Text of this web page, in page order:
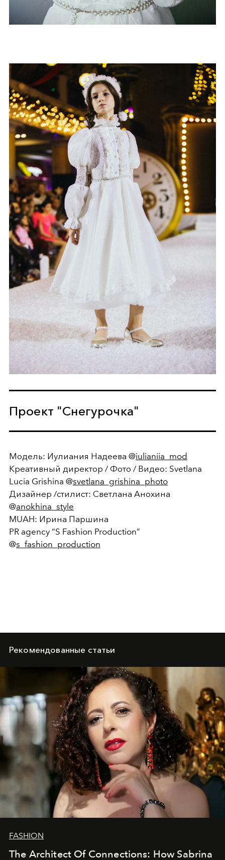
Проект "Снегурочка"
Модель: Иулиания Надеева @iulianiia_mod
Креативный директор / Фото / Видео: Svetlana
Lucia Grishina @svetlana_grishina_photo
Дизайнер /стилист: Светлана Анохина
@anokhina_style
MUAH: Ирина Паршина
PR agency “S Fashion Production”
@s_fashion_production
Рекомендованные статьи
FASHION
The Architect Of Connections: How Sabrina